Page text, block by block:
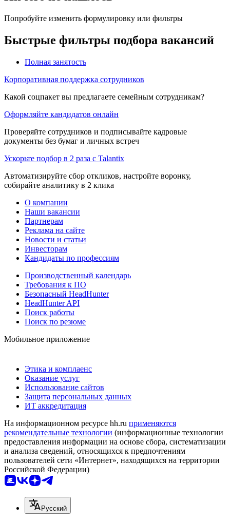
Попробуйте изменить формулировку или фильтры
Быстрые фильтры подбора вакансий
Полная занятость
Корпоративная поддержка сотрудников
Какой соцпакет вы предлагаете семейным сотрудникам?
Оформляйте кандидатов онлайн
Проверяйте сотрудников и подписывайте кадровые
документы без бумаг и личных встреч
Ускорьте подбор в 2 раза с Talantix
Автоматизируйте сбор откликов, настройте воронку,
собирайте аналитику в 2 клика
О компании
Наши вакансии
Партнерам
Реклама на сайте
Новости и статьи
Инвесторам
Кандидаты по профессиям
Производственный календарь
Требования к ПО
Безопасный HeadHunter
HeadHunter API
Поиск работы
Поиск по резюме
Мобильное приложение
Этика и комплаенс
Оказание услуг
Использование сайтов
Защита персональных данных
ИТ аккредитация
На информационном ресурсе hh.ru применяются
рекомендательные технологии (информационные технологии
предоставления информации на основе сбора, систематизации
и анализа сведений, относящихся к предпочтениям
пользователей сети «Интернет», находящихся на территории
Российской Федерации)
Русский